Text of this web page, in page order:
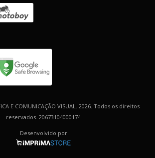
E COMUNICAÇÃO VISUAL. 2026. Todos os direitos
reservados. 20673104000174
Desenvolvido por